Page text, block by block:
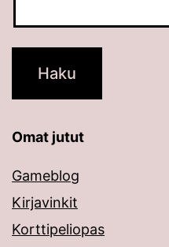
Omat jutut
Gameblog
Kirjavinkit
Korttipeliopas